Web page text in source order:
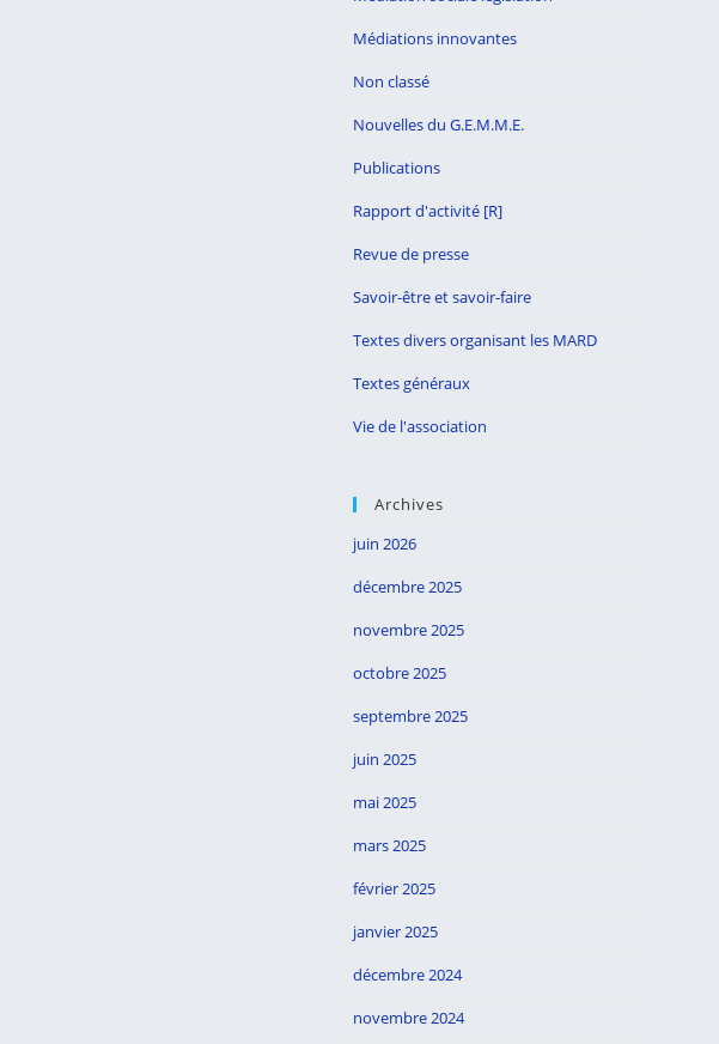
Médiations innovantes
Non classé
Nouvelles du G.E.M.M.E.
Publications
Rapport d'activité [R]
Revue de presse
Savoir-être et savoir-faire
Textes divers organisant les MARD
Textes généraux
Vie de l'association
Archives
juin 2026
décembre 2025
novembre 2025
octobre 2025
septembre 2025
juin 2025
mai 2025
mars 2025
février 2025
janvier 2025
décembre 2024
novembre 2024